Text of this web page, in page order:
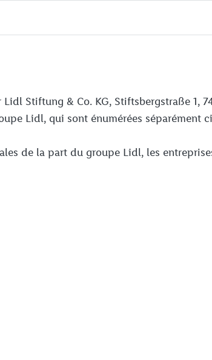
Stiftung & Co. KG, Stiftsbergstraße 1,
Lidl, qui sont énumérées séparément
de la part du groupe Lidl, les